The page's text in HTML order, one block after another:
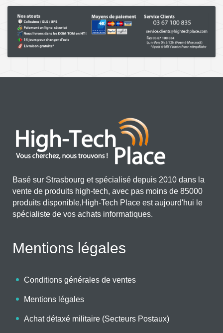
Basé sur Strasbourg et spécialisé depuis 2010 dans la
vente de produits high-tech, avec pas moins de 85000
produits disponible,High-Tech Place est aujourd'hui le
spécialiste de vos achats informatiques.
Mentions légales
Conditions générales de ventes
Mentions légales
Achat détaxé militaire (Secteurs Postaux)